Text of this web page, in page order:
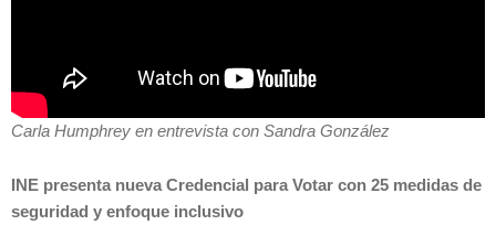
Carla Humphrey en entrevista con Sandra González
INE presenta nueva Credencial para Votar con 25 medidas de
seguridad y enfoque inclusivo